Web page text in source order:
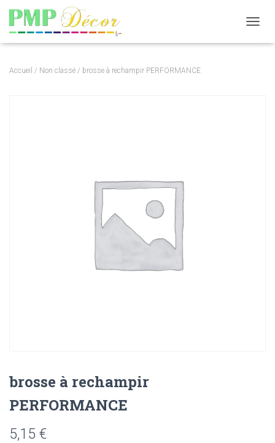
Accueil / Non classé / brosse à rechampir PERFORMANCE
brosse à rechampir
PERFORMANCE
5,15 €